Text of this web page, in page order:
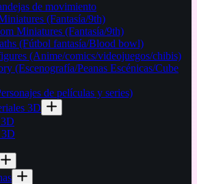
de movimiento
(Fantasía/9th)
Miniatures (Fantasía/9th)
(Fútbol fantasía/Blood bowl)
(Anime/comics/videojuegos/chibis)
(Escenografía/Peanas Escénicas/Cube
de películas y series)
3D